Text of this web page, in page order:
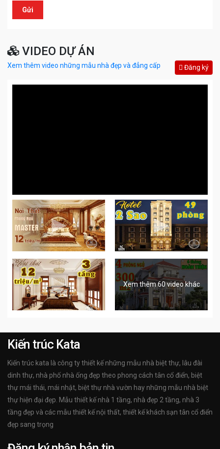
VIDEO DỰ ÁN
Xem thêm video những mẫu nhà đẹp và đẳng cấp Đăng ký
Xem thêm 60 video khác
Kiến trúc Kata
Kiến trúc kata là công ty thiết kế những mẫu nhà biệt thự, lâu đài
dinh thự, nhà phố nhà ống đẹp theo phong cách tân cổ điển, biệt
thự mái thái, mái nhật, biệt thự nhà vườn hay những mẫu nhà biệt
thự hiện đại đẹp. Mẫu thiết kế nhà 1 tầng, nhà đẹp 2 tầng, nhà 3
tầng đẹp và các mẫu thiết kế nội thất, thiết kế khách sạn tân cổ điển
đẹp sang trọng